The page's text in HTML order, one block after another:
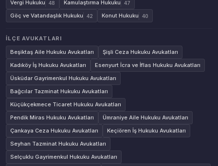
Vergi Hukuku 48 Kamulaştırma Hukuku 47
Göç ve Vatandaşlık Hukuku 42 Konut Hukuku 40
İLÇE AVUKATLARI
Beşiktaş Aile Hukuku Avukatları
Şişli Ceza Hukuku Avukatları
Kadıköy İş Hukuku Avukatları
Esenyurt İcra ve İflas Hukuku Avukatları
Üsküdar Gayrimenkul Hukuku Avukatları
Bağcılar Tazminat Hukuku Avukatları
Küçükçekmece Ticaret Hukuku Avukatları
Pendik Miras Hukuku Avukatları
Ümraniye Aile Hukuku Avukatları
Çankaya Ceza Hukuku Avukatları
Keçiören İş Hukuku Avukatları
Seyhan Tazminat Hukuku Avukatları
Selçuklu Gayrimenkul Hukuku Avukatları